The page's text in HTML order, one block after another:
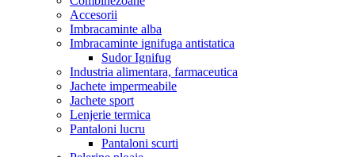
Accesorii
Imbracaminte alba
Imbracaminte ignifuga antistatica
Sudor Ignifug
Industria alimentara, farmaceutica
Jachete impermeabile
Jachete sport
Lenjerie termica
Pantaloni lucru
Pantaloni scurti